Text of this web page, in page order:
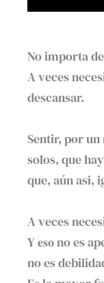
No importa
A veces
descansar.⁣
Sentir, por
solos, que
que, aún asi,
A veces
Y 𝐞𝐬𝐨 no es
no es